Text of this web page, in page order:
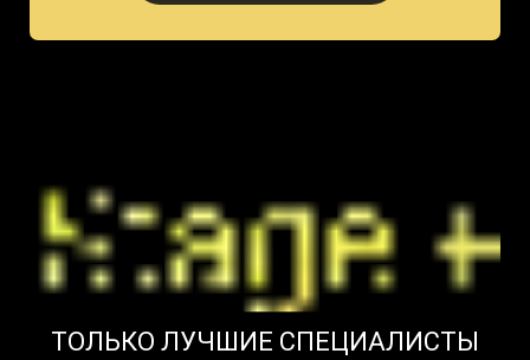
ТОЛЬКО ЛУЧШИЕ СПЕЦИАЛИСТЫ